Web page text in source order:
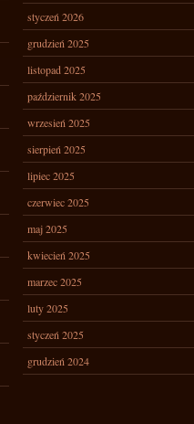
styczeń 2026
grudzień 2025
listopad 2025
październik 2025
wrzesień 2025
sierpień 2025
lipiec 2025
czerwiec 2025
maj 2025
kwiecień 2025
marzec 2025
luty 2025
styczeń 2025
grudzień 2024